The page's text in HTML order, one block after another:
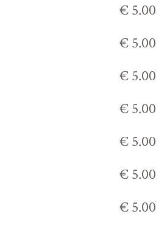
€ 5.00
€ 5.00
€ 5.00
€ 5.00
€ 5.00
€ 5.00
€ 5.00